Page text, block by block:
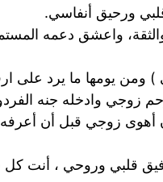
ورحيق أنفاسي.
واعشق دعمه
ومن يومها ما يرد على
زوجي وادخله جنه
زوجي قبل أن أعرفه
قلبي وروحي ، أنت كل